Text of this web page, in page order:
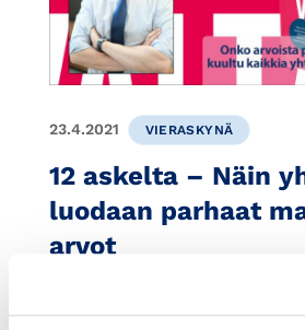
23.4.2021 VIERASKYNÄ
12 askelta – Näin
luodaan parhaat
arvot
Olen kuullut kysymyksen,
konsultti kertoa, mitkä ovat